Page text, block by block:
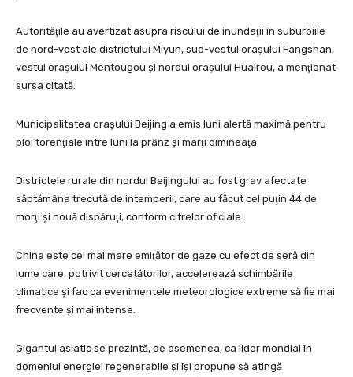
Autorităţile au avertizat asupra riscului de inundaţii în suburbiile
de nord-vest ale districtului Miyun, sud-vestul oraşului Fangshan,
vestul oraşului Mentougou şi nordul oraşului Huairou, a menţionat
sursa citată.
Municipalitatea oraşului Beijing a emis luni alertă maximă pentru
ploi torenţiale între luni la prânz şi marţi dimineaţa.
Districtele rurale din nordul Beijingului au fost grav afectate
săptămâna trecută de intemperii, care au făcut cel puţin 44 de
morţi şi nouă dispăruţi, conform cifrelor oficiale.
China este cel mai mare emiţător de gaze cu efect de seră din
lume care, potrivit cercetătorilor, accelerează schimbările
climatice şi fac ca evenimentele meteorologice extreme să fie mai
frecvente şi mai intense.
Gigantul asiatic se prezintă, de asemenea, ca lider mondial în
domeniul energiei regenerabile şi îşi propune să atingă